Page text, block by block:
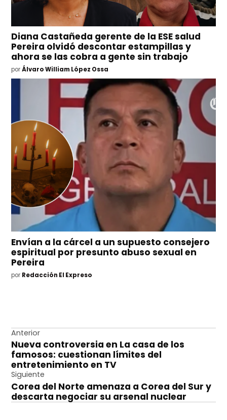
Diana Castañeda gerente de la ESE salud
Pereira olvidó descontar estampillas y
ahora se las cobra a gente sin trabajo
por Álvaro William López Ossa
Envían a la cárcel a un supuesto consejero
espiritual por presunto abuso sexual en
Pereira
por Redacción El Expreso
Navegación
de
entradas
Anterior
Nueva controversia en La casa de los
famosos: cuestionan límites del
entretenimiento en TV
Siguiente
Corea del Norte amenaza a Corea del Sur y
descarta negociar su arsenal nuclear